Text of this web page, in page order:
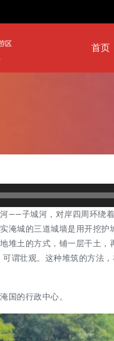
首页
——子城河，对岸四周环绕
淹城的三道城墙是用开挖
堆土的方式，铺一层干土
谓壮观。这种堆筑的方法
国的行政中心。